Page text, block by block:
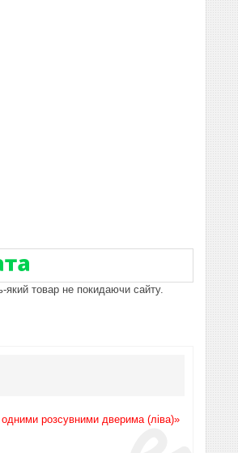
який товар не покидаючи сайту.
розсувними дверима (ліва)»